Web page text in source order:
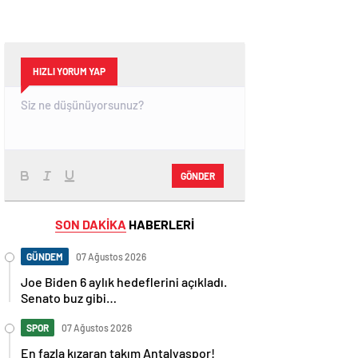
HIZLI YORUM YAP
GÖNDER
SON DAKİKA HABERLERİ
GÜNDEM 07 Ağustos 2026
Joe Biden 6 aylık hedeflerini açıkladı.
Senato buz gibi…
SPOR 07 Ağustos 2026
En fazla kızaran takım Antalyaspor!